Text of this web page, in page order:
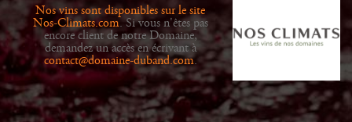
Vins
Nos vins sont disponibles sur le site
Nos-Climats.com. Si vous n'êtes pas
encore client de notre Domaine,
demandez un accès en écrivant à
contact@domaine-duband.com.